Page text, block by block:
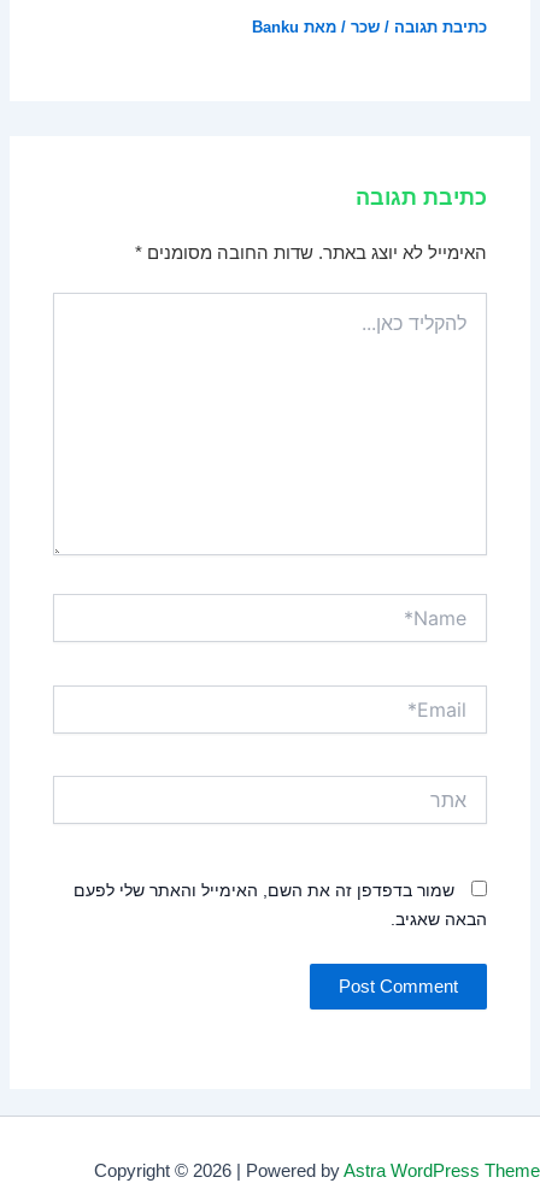
כתיבת תגובה /שכר / מאת Banku
כתיבת תגובה
האימייל לא יוצג באתר. שדות החובה מסומנים*
כאן...
שמור בדפדפן זה את השם, האימייל והאתר שלי לפעם
הבאה שאגיב.
Copyright © 2026 | Powered byAstra WordPress Theme